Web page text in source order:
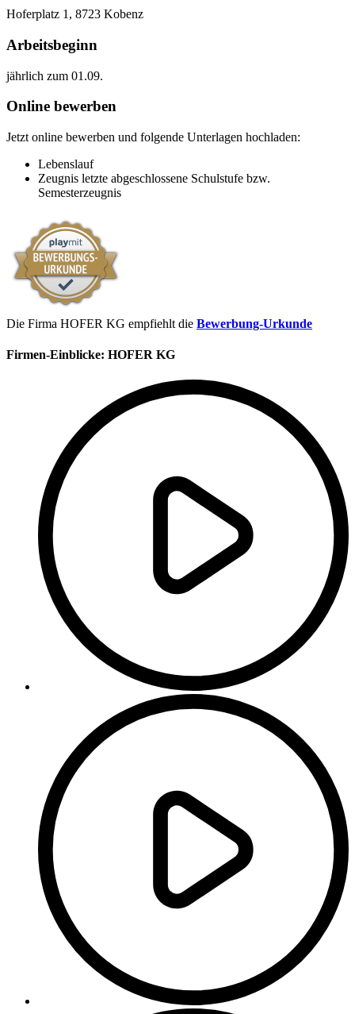
​Hoferplatz 1, 8723 Kobenz​​
Arbeitsbeginn
jährlich zum 01.09.​
Online bewerben
Jetzt online bewerben und folgende Unterlagen hochladen:
Lebenslauf
Zeugnis letzte abgeschlossene Schulstufe bzw.
Semesterzeugnis
Die Firma HOFER KG empfiehlt die Bewerbung-Urkunde
Firmen-Einblicke: HOFER KG